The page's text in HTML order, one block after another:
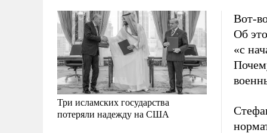
Три исламских государства
потеряли надежду на США
Вот-
Об
«с